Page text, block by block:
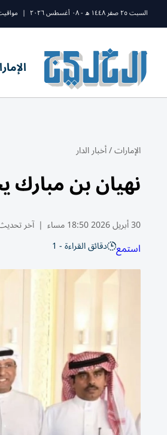
السبت ٢٥ صفر ١٤٤٨ ه - ٠٨ أغسطس ٢٠٢٦ |
الإمارات/أخبار الدار
نهيان بن مبارك
30 أبريل 2026 18:50 مساء | آخر
استمع دقائق القراءة - 1